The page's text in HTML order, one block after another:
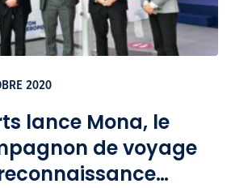
2020
lance Mona, le
de voyage